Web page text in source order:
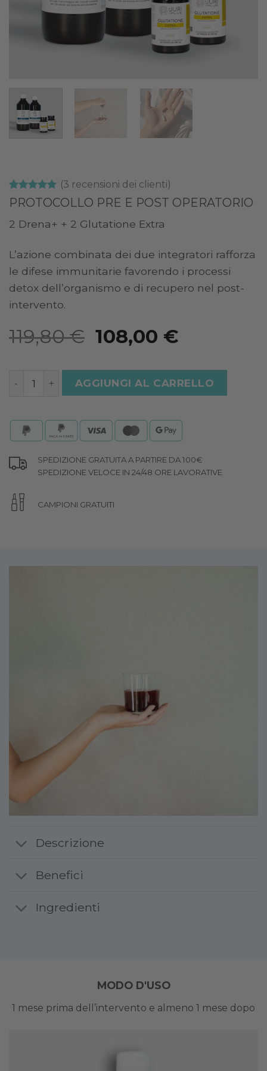
Valutato5
su 5 su
3
recensioni
(3 recensioni dei clienti)
PROTOCOLLO PRE E POST OPERATORIO
2 Drena+ + 2 Glutatione Extra
L’azione combinata dei due integratori rafforza
le difese immunitarie favorendo i processi
detox dell’organismo e di recupero nel post-
intervento.
119,80€ Il
originale
era:
108,00 €Il
attuale
è:
PROTOCOLLO PRE E POST OPERATORIO quantità
AGGIUNGI AL CARRELLO
SPEDIZIONE GRATUITA A PARTIRE DA 100€
SPEDIZIONE VELOCE IN 24/48 ORE LAVORATIVE
CAMPIONI GRATUITI
Descrizione
Benefici
Ingredienti
MODO D'USO
1 mese prima dell’intervento e almeno 1 mese dopo